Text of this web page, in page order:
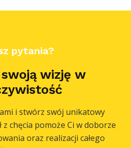
pytania?
wizję w
i stwórz swój unikatowy
z chęcia pomoże Ci w doborze
oraz realizacji całego